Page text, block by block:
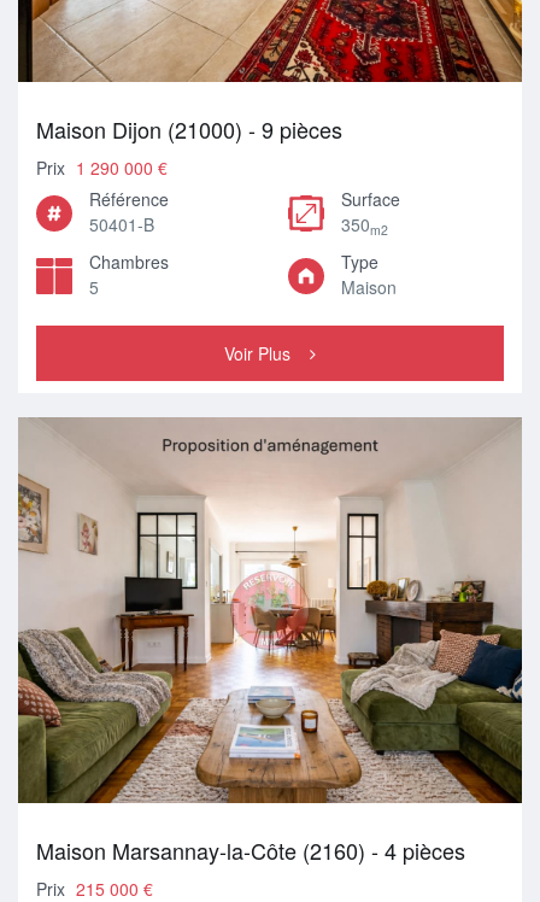
Maison Dijon (21000) - 9 pièces
Prix 1 290 000 €
Référence
50401-B
Surface
350m2
Chambres
5
Type
Maison
Voir Plus
Maison Marsannay-la-Côte (2160) - 4 pièces
Prix 215 000 €